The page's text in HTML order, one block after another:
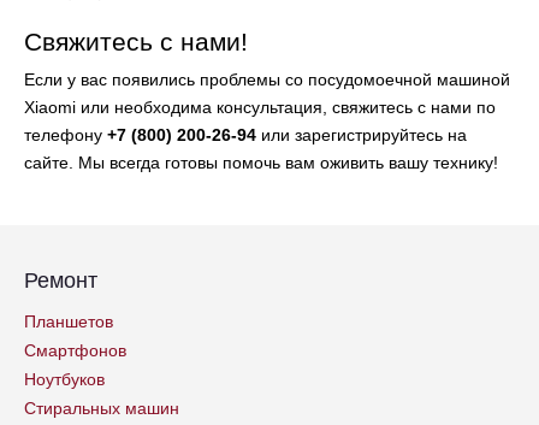
Свяжитесь с нами!
Если у вас появились проблемы со посудомоечной машиной
Xiaomi или необходима консультация, свяжитесь с нами по
телефону +7 (800) 200-26-94 или зарегистрируйтесь на
сайте. Мы всегда готовы помочь вам оживить вашу технику!
Ремонт
Планшетов
Смартфонов
Ноутбуков
Стиральных машин